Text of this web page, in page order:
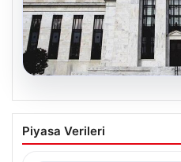
08.08.2026
Fed faizi sabit tuttu
{“title”: “ABD Merkez
Piyasa Verileri